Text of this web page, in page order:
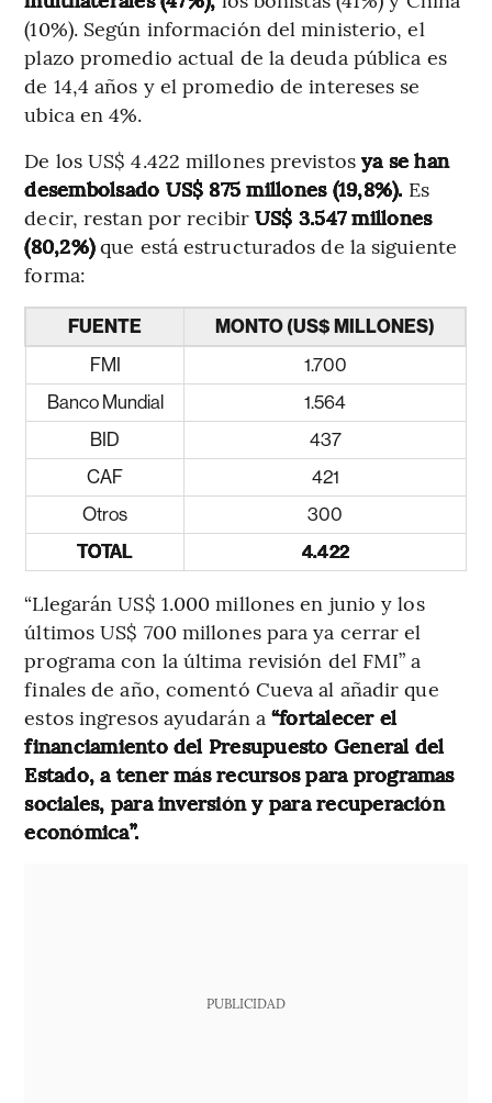
(10%). Según información del ministerio, el
plazo promedio actual de la deuda pública es
de 14,4 años y el promedio de intereses se
ubica en 4%.
De los US$ 4.422 millones previstos ya se han
desembolsado US$ 875 millones (19,8%). Es
decir, restan por recibir US$ 3.547 millones
(80,2%)que está estructurados de la siguiente
forma:
FUENTE
MONTO (US$ MILLONES)
FMI
1.700
Banco Mundial
1.564
BID
437
CAF
421
Otros
300
TOTAL
4.422
“Llegarán US$ 1.000 millones en junio y los
últimos US$ 700 millones para ya cerrar el
programa con la última revisión del FMI” a
finales de año, comentó Cueva al añadir que
estos ingresos ayudarán a “fortalecer el
financiamiento del Presupuesto General del
Estado, a tener más recursos para programas
sociales, para inversión y para recuperación
económica”.
PUBLICIDAD